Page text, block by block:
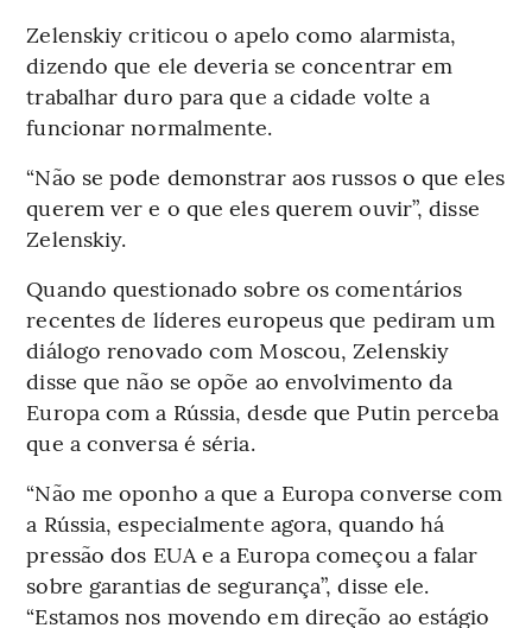
Zelenskiy criticou o apelo como alarmista,
dizendo que ele deveria se concentrar em
trabalhar duro para que a cidade volte a
funcionar normalmente.
“Não se pode demonstrar aos russos o que eles
querem ver e o que eles querem ouvir”, disse
Zelenskiy.
Quando questionado sobre os comentários
recentes de líderes europeus que pediram um
diálogo renovado com Moscou, Zelenskiy
disse que não se opõe ao envolvimento da
Europa com a Rússia, desde que Putin perceba
que a conversa é séria.
“Não me oponho a que a Europa converse com
a Rússia, especialmente agora, quando há
pressão dos EUA e a Europa começou a falar
sobre garantias de segurança”, disse ele.
“Estamos nos movendo em direção ao estágio